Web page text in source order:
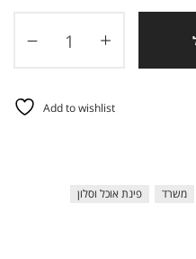
Add to wishlist
משרד
פינת אוכל וסלון